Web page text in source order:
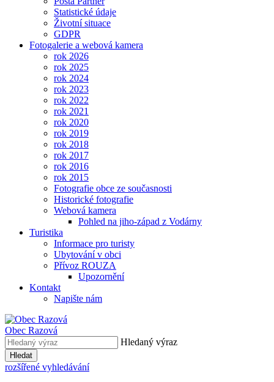
Statistické údaje
Životní situace
GDPR
Fotogalerie a webová kamera
rok 2026
rok 2025
rok 2024
rok 2023
rok 2022
rok 2021
rok 2020
rok 2019
rok 2018
rok 2017
rok 2016
rok 2015
Fotografie obce ze současnosti
Historické fotografie
Webová kamera
Pohled na jiho-západ z Vodárny
Turistika
Informace pro turisty
Ubytování v obci
Přívoz ROUZA
Upozornění
Kontakt
Napište nám
Obec Razová
Hledaný výraz
Hledat
rozšířené vyhledávání